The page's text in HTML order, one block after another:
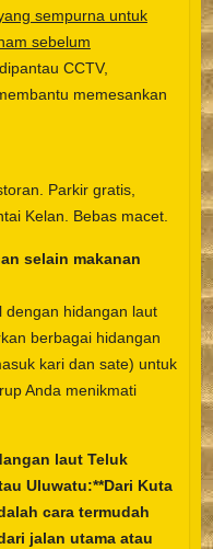
sempurna untuk
sebelum
CCTV,
memesankan
Parkir gratis,
Kelan. Bebas macet.
selain makanan
dengan hidangan laut
berbagai hidangan
kari dan sate) untuk
Anda menikmati
laut Teluk
Uluwatu:**Dari Kuta
cara termudah
jalan utama atau